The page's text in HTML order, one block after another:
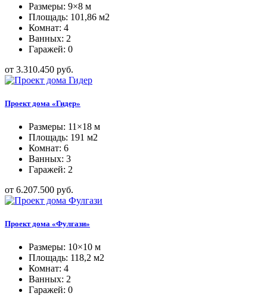
Размеры: 9×8 м
Площадь: 101,86 м2
Комнат: 4
Ванных: 2
Гаражей: 0
от 3.310.450 руб.
Проект дома «Гидер»
Размеры: 11×18 м
Площадь: 191 м2
Комнат: 6
Ванных: 3
Гаражей: 2
от 6.207.500 руб.
Проект дома «Фулгази»
Размеры: 10×10 м
Площадь: 118,2 м2
Комнат: 4
Ванных: 2
Гаражей: 0